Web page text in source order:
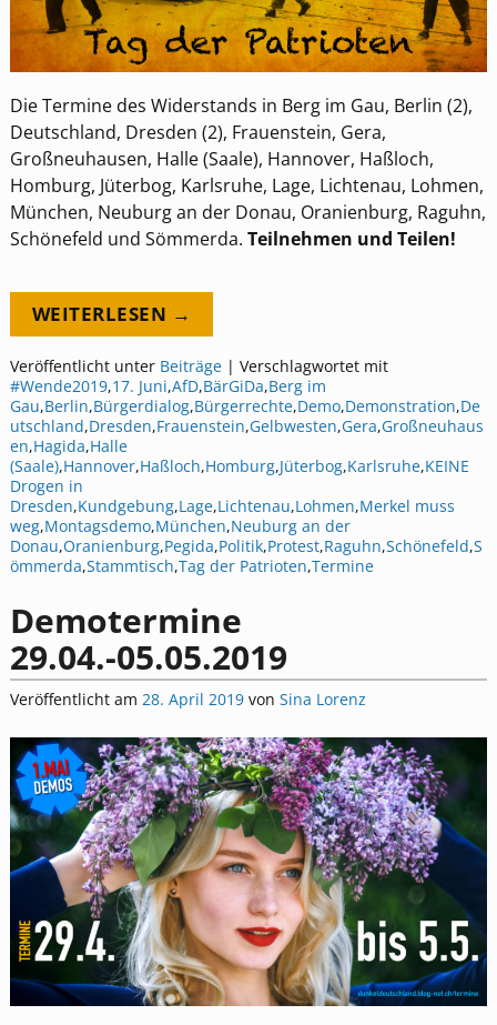
Die Termine des Widerstands in Berg im Gau, Berlin (2),
Deutschland, Dresden (2), Frauenstein, Gera,
Großneuhausen, Halle (Saale), Hannover, Haßloch,
Homburg, Jüterbog, Karlsruhe, Lage, Lichtenau, Lohmen,
München, Neuburg an der Donau, Oranienburg, Raguhn,
Schönefeld und Sömmerda. Teilnehmen und Teilen!
WEITERLESEN →
Veröffentlicht unter Beiträge| Verschlagwortet mit
#Wende2019,17. Juni,AfD,BärGiDa,Berg im
Gau,Berlin,Bürgerdialog,Bürgerrechte,Demo,Demonstration,De
utschland,Dresden,Frauenstein,Gelbwesten,Gera,Großneuhaus
en,Hagida,Halle
(Saale),Hannover,Haßloch,Homburg,Jüterbog,Karlsruhe,KEINE
Drogen in
Dresden,Kundgebung,Lage,Lichtenau,Lohmen,Merkel muss
weg,Montagsdemo,München,Neuburg an der
Donau,Oranienburg,Pegida,Politik,Protest,Raguhn,Schönefeld,S
ömmerda,Stammtisch,Tag der Patrioten,Termine
Demotermine
29.04.-05.05.2019
Veröffentlicht am 28. April 2019 von Sina Lorenz